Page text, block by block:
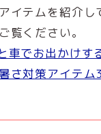
イテムを紹介し
覧ください。
でお出かけす
さ対策アイテム